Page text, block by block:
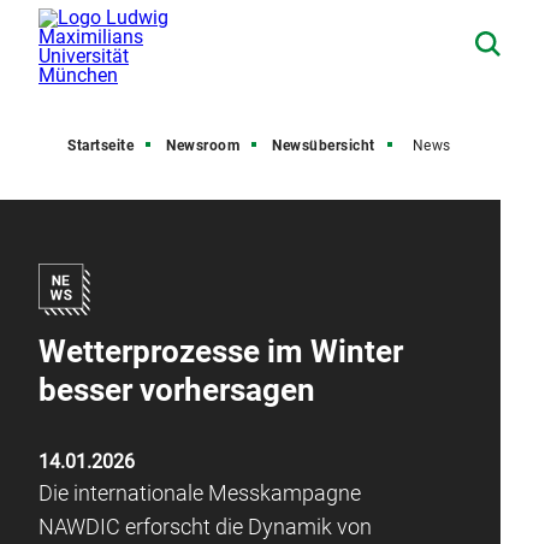
Startseite Newsroom Newsübersicht News
Wetterprozesse im Winter
besser vorhersagen
14.01.2026
Die internationale Messkampagne
NAWDIC erforscht die Dynamik von